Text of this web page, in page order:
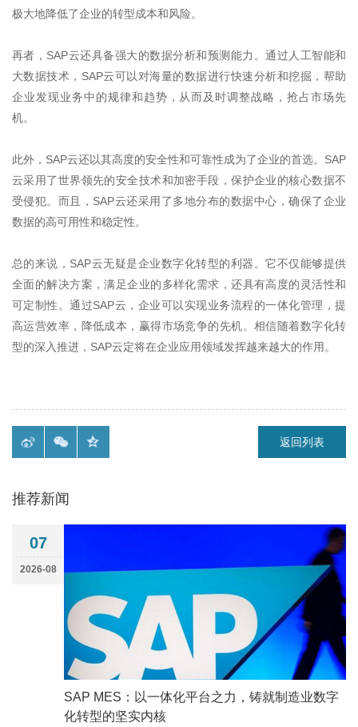
极大地降低了企业的转型成本和风险。
再者， SAP云还具备强大的数据分析和预测能力。通过人工智能和
大数据技术， SAP云可以对海量的数据进行快速分析和挖掘，帮助
企业发现业务中的规律和趋势，从而及时调整战略，抢占市场先
机。
此外， SAP云还以其高度的安全性和可靠性成为了企业的首选。 SAP
云采用了世界领先的安全技术和加密手段，保护企业的核心数据不
受侵犯。而且， SAP云还采用了多地分布的数据中心，确保了企业
数据的高可用性和稳定性。
总的来说， SAP云无疑是企业数字化转型的利器。它不仅能够提供
全面的解决方案，满足企业的多样化需求，还具有高度的灵活性和
可定制性。通过SAP云，企业可以实现业务流程的一体化管理，提
高运营效率，降低成本，赢得市场竞争的先机。相信随着数字化转
型的深入推进， SAP云定将在企业应用领域发挥越来越大的作用。
返回列表
推荐新闻
07
2026-08
SAP MES：以一体化平台之力，铸就制造业数字
化转型的坚实内核